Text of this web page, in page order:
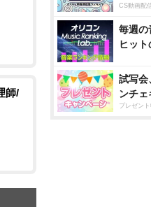
師/
CS動画配
毎週の
ヒット
試写会
ンチェ
プレゼン